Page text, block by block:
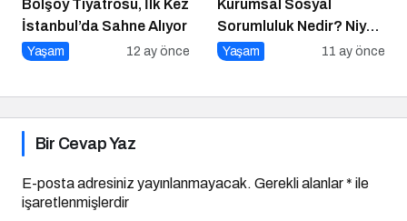
Bolşoy Tiyatrosu, İlk Kez
İstanbul’da Sahne Alıyor
Yaşam 12 ay önce
Kurumsal Sosyal
Sorumluluk Nedir? Niye
Önemlidir? Kurumsal
Yaşam 11 ay önce
Bir Cevap Yaz
E-posta adresiniz yayınlanmayacak. Gerekli alanlar* ile
işaretlenmişlerdir